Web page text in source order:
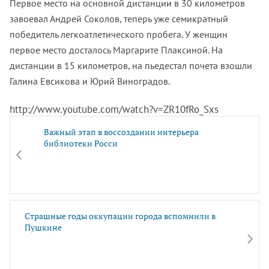
Первое место на основной дистанции в 30 километров
завоевал Андрей Соколов, теперь уже семикратный
победитель легкоатлетического пробега. У женщин
первое место досталось Маргарите Плаксиной. На
дистанции в 15 километров, на пьедестал почета взошли
Галина Евсикова и Юрий Виноградов.
http://www.youtube.com/watch?v=ZR10fRo_Sxs
Важный этап в воссоздании интерьера
библиотеки Росси
Страшные годы оккупации города вспомнили в
Пушкине